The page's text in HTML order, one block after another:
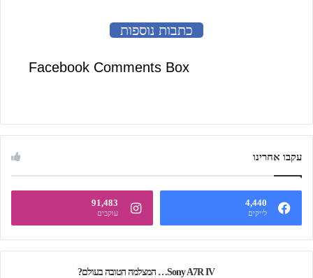
כתבות נוספות
Facebook Comments Box
עקבו אחרינו
4,440
לייקים
91,483
עוקבים
Sony A7R IV… המצלמה הטובה בעולם?